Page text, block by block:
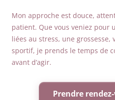
Mon approche est douce,
patient. Que vous veniez pour
liées au stress, une
sportif, je prends le temps de
avant d’agir.
Prendre